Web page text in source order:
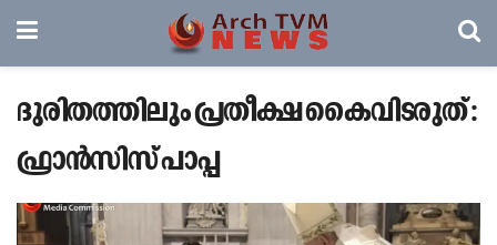
ദുരിതത്തിലും പ്രതീക്ഷ കൈവിടരുത് :
ഫ്രാൻസിസ് പാപ്പ